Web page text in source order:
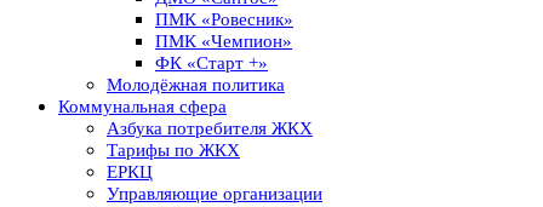
ПМК «Ровесник»
ПМК «Чемпион»
ФК «Старт +»
Молодёжная политика
Коммунальная сфера
Азбука потребителя ЖКХ
Тарифы по ЖКХ
ЕРКЦ
Управляющие организации